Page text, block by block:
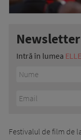
Intră în lumea ELLE
Festivalul de film de